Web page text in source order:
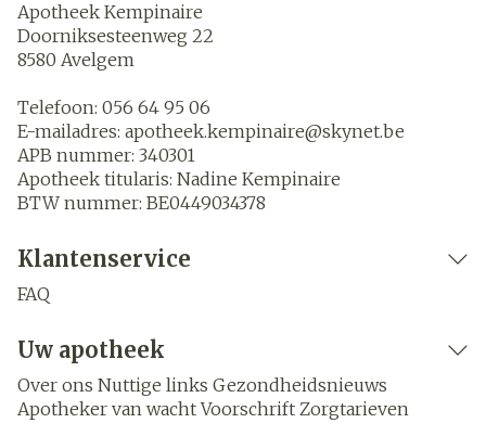
Apotheek Kempinaire
Doorniksesteenweg 22
8580 Avelgem
Telefoon: 056 64 95 06
E-mailadres: apotheek.kempinaire@skynet.be
APB nummer: 340301
Apotheek titularis: Nadine Kempinaire
BTW nummer: BE0449034378
Klantenservice
FAQ
Uw apotheek
Over ons Nuttige links Gezondheidsnieuws
Apotheker van wacht Voorschrift Zorgtarieven